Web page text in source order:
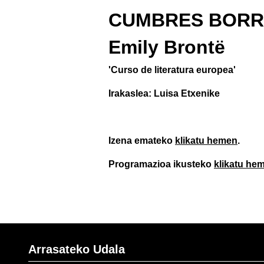
CUMBRES
Emily Brontë
'Curso de literatura europea'
Irakaslea: Luisa Etxenike
Izena emateko klikatu hemen.
Programazioa ikusteko klikatu
Arrasateko Udala